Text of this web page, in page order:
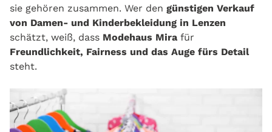
sie gehören zusammen. Wer den günstigen Verkauf
von Damen- und Kinderbekleidung in Lenzen
schätzt, weiß, dass Modehaus Mira für
Freundlichkeit, Fairness und das Auge fürs Detail
steht.